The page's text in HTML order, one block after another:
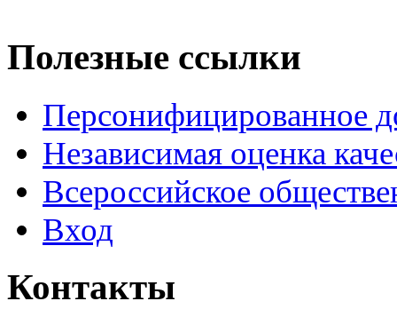
Полезные ссылки
Персонифицированное
Независимая оценка
Всероссийское
Вход
Контакты